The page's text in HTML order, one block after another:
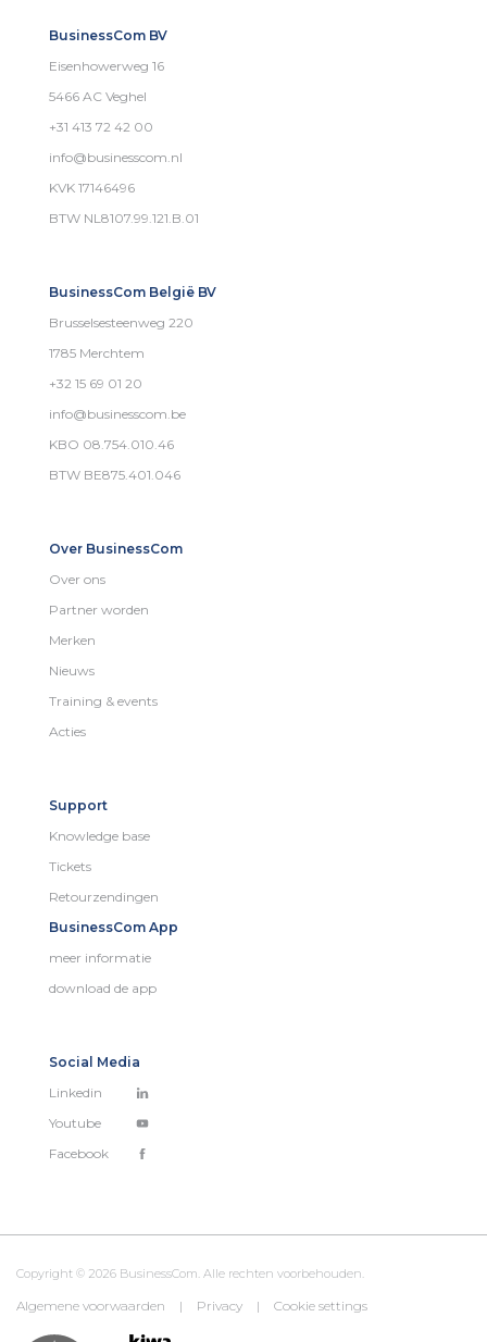
BusinessCom BV
Eisenhowerweg 16
5466 AC Veghel
+31 413 72 42 00
info@businesscom.nl
KVK 17146496
BTW NL8107.99.121.B.01
BusinessCom België BV
Brusselsesteenweg 220
1785 Merchtem
+32 15 69 01 20
info@businesscom.be
KBO 08.754.010.46
BTW BE875.401.046
Over BusinessCom
Over ons
Partner worden
Merken
Nieuws
Training & events
Acties
Support
Knowledge base
Tickets
Retourzendingen
BusinessCom App
meer informatie
download de app
Social Media
Linkedin
Youtube
Facebook
Copyright © 2026 BusinessCom. Alle rechten voorbehouden.
Algemene voorwaarden | Privacy | Cookie settings